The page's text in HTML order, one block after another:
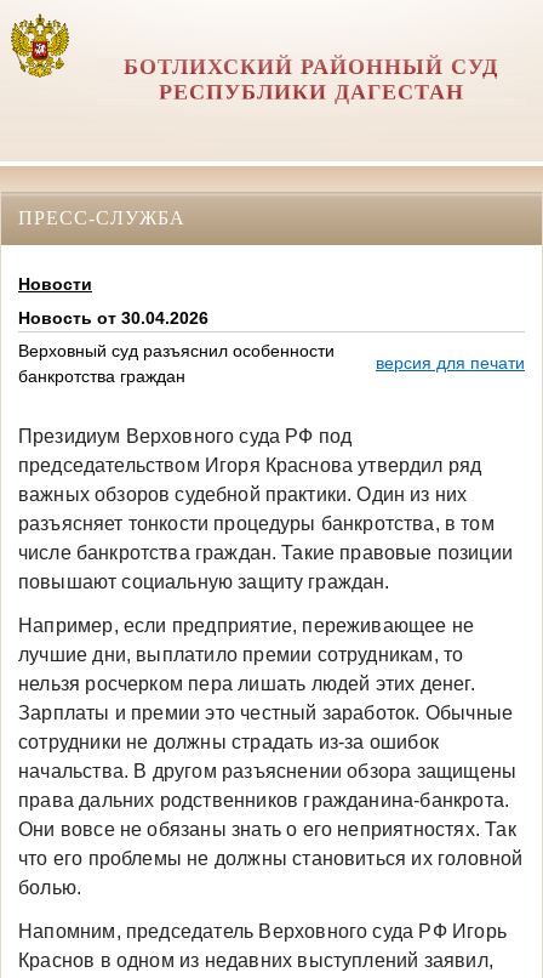
БОТЛИХСКИЙ РАЙОННЫЙ СУД
РЕСПУБЛИКИ ДАГЕСТАН
ПРЕСС-СЛУЖБА
Новости
Новость от 30.04.2026
Верховный суд разъяснил особенности
банкротства граждан
версия для печати
Президиум Верховного суда РФ под
председательством Игоря Краснова утвердил ряд
важных обзоров судебной практики. Один из них
разъясняет тонкости процедуры банкротства, в том
числе банкротства граждан. Такие правовые позиции
повышают социальную защиту граждан.
Например, если предприятие, переживающее не
лучшие дни, выплатило премии сотрудникам, то
нельзя росчерком пера лишать людей этих денег.
Зарплаты и премии это честный заработок. Обычные
сотрудники не должны страдать из-за ошибок
начальства. В другом разъяснении обзора защищены
права дальних родственников гражданина-банкрота.
Они вовсе не обязаны знать о его неприятностях. Так
что его проблемы не должны становиться их головной
болью.
Напомним, председатель Верховного суда РФ Игорь
Краснов в одном из недавних выступлений заявил,